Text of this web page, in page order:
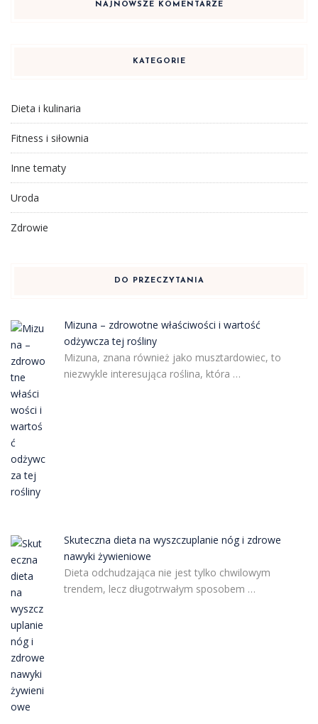
NAJNOWSZE KOMENTARZE
KATEGORIE
Dieta i kulinaria
Fitness i siłownia
Inne tematy
Uroda
Zdrowie
DO PRZECZYTANIA
Mizuna – zdrowotne właściwości i wartość
odżywcza tej rośliny
Mizuna, znana również jako musztardowiec, to
niezwykle interesująca roślina, która …
Skuteczna dieta na wyszczuplanie nóg i zdrowe
nawyki żywieniowe
Dieta odchudzająca nie jest tylko chwilowym
trendem, lecz długotrwałym sposobem …